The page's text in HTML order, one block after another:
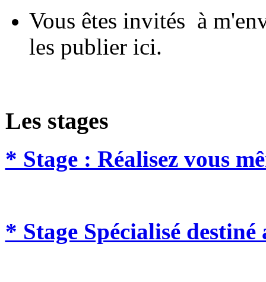
Vous êtes invités à
les publier ici.
Les stages
* Stage : Réalisez vous
* Stage Spécialisé